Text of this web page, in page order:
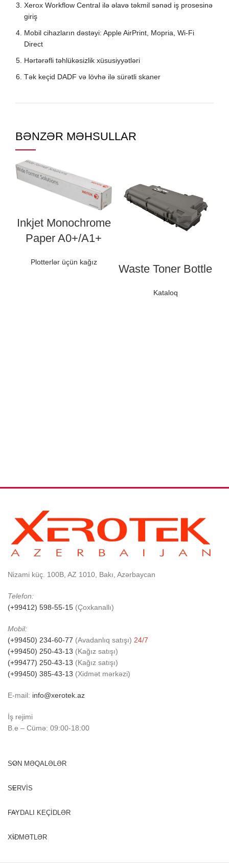
Xerox Workflow Central ilə əlavə təkmil sənəd iş prosesinə
giriş
Mobil cihazların dəstəyi: Apple AirPrint, Mopria, Wi-Fi
Direct
Hərtərəfli təhlükəsizlik xüsusiyyətləri
Tək keçid DADF və lövhə ilə sürətli skaner
BƏNZƏR MƏHSULLAR
Inkjet Monochrome
Paper A0+/A1+
Plotterlər üçün kağız
Waste Toner Bottle
Kataloq
Nizami küç. 100B, AZ 1010, Bakı, Azərbaycan
Telefon:
(+99412) 598-55-15 (Çoxkanallı)
Mobil:
(+99450) 234-60-77 (Avadanlıq satışı) 24/7
(+99450) 250-43-13 (Kağız satışı)
(+99477) 250-43-13 (Kağız satışı)
(+99450) 385-43-13 (Xidmət mərkəzi)
E-mail: info@xerotek.az
İş rejimi
B.e – Cümə: 09:00-18:00
SON MƏQALƏLƏR
SERVİS
FAYDALI KEÇİDLƏR
XİDMƏTLƏR